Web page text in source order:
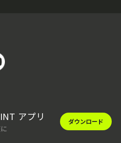
アプリ ダウンロード